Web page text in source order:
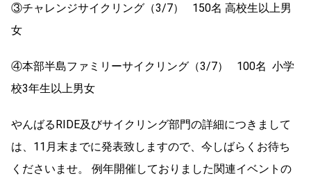
③チャレンジサイクリング（3/7） 150名 高校生以上男
女
④本部半島ファミリーサイクリング（3/7） 100名 小学
校3年生以上男女
やんばるRIDE及びサイクリング部門の詳細につきまして
は、11月末までに発表致しますので、今しばらくお待ち
くださいませ。 例年開催しておりました関連イベントの